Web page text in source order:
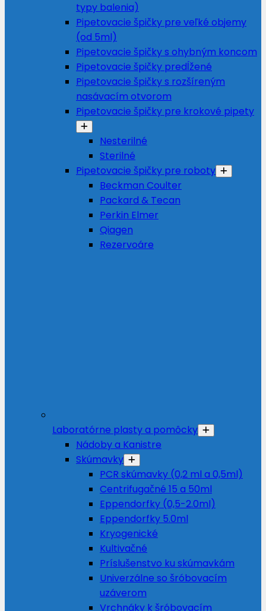
typy balenia)
Pipetovacie špičky pre veľké objemy
(od 5ml)
Pipetovacie špičky s ohybným koncom
Pipetovacie špičky predĺžené
Pipetovacie špičky s rozšíreným
nasávacím otvorom
Pipetovacie špičky pre krokové pipety
Nesterilné
Sterilné
Pipetovacie špičky pre roboty
Beckman Coulter
Packard & Tecan
Perkin Elmer
Qiagen
Rezervoáre
Laboratórne plasty a pomôcky
Nádoby a Kanistre
Skúmavky
PCR skúmavky (0,2 ml a 0,5ml)
Centrifugačné 15 a 50ml
Eppendorfky (0,5-2.0ml)
Eppendorfky 5.0ml
Kryogenické
Kultivačné
Príslušenstvo ku skúmavkám
Univerzálne so šróbovacím
uzáverom
Vrchnáky k šróbovacím